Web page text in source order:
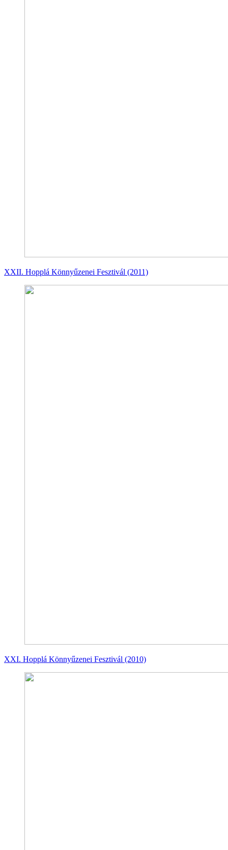
XXII. Hopplá Könnyűzenei Fesztivál (2011)
XXI. Hopplá Könnyűzenei Fesztivál (2010)